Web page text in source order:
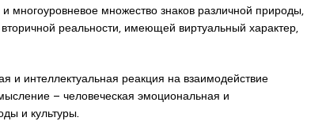
многоуровневое множество знаков различной природы,
реальности, имеющей виртуальный характер,
и интеллектуальная реакция на взаимодействие
– человеческая эмоциональная и
и культуры.